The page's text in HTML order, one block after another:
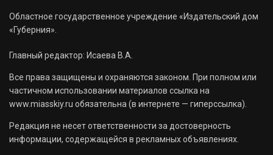
Областное государственное учреждение «Издательский дом
«Губерния».
Главный редактор: Исаева В.А.
Все права защищены и охраняются законом. При полном или
частичном использовании материалов ссылка на
www.miasskiy.ru обязательна (в интернете — гиперссылка).
Редакция не несет ответственности за достоверность
информации, содержащейся в рекламных объявлениях.